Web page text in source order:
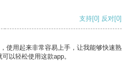
支持[0] 反对[0]
使用起来非常容易上手，让我能够快速熟
以轻松使用这款app。